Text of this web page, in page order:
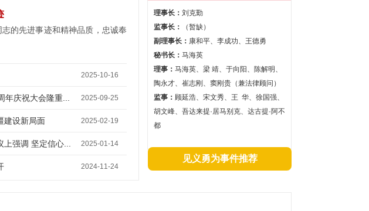
的先进事迹和精神品质，忠诚奉
2025-10-16
庆祝大会隆重... 2025-09-25
建设新局面 2025-02-19
强调 坚定信心... 2025-01-14
2024-11-24
理事长： 刘克勤
监事长：
（暂缺）
副理事长： 康和平、李成功、王德勇
秘书长： 马海英
理事： 马海英、梁 靖、于向阳、陈解明、
陶永才、崔志刚、窦刚贵（兼法律顾问）
监事： 顾延浩、宋文秀、王 华、徐国强、
胡文峰、吾达来提·居马别克、达古提·阿不
都
见义勇为事件推荐